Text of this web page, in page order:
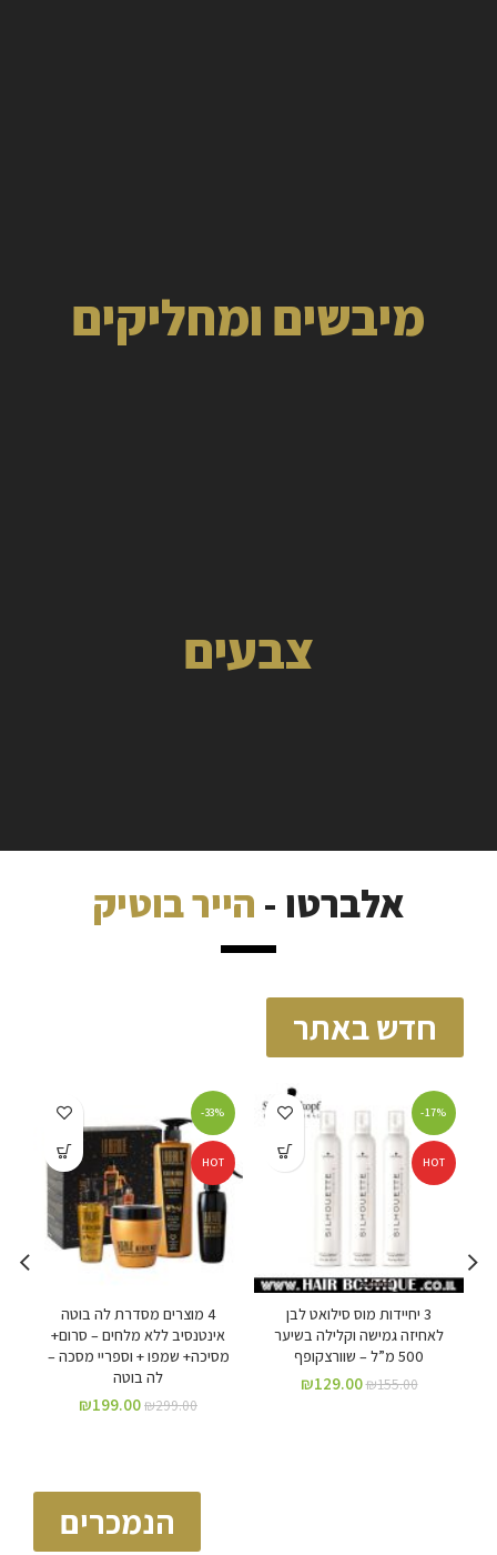
מיבשים ומחליקים
צבעים
אלברטו - הייר בוטיק
חדש באתר
-17%
HOT
3 יחיידות מוס סילואט לבן
לאחיזה גמישה וקלילה בשיער
500 מ”ל – שוורצקופף
₪155.00
₪129.00
-33%
HOT
4 מוצרים מסדרת לה בוטה
אינטנסיב ללא מלחים – סרום+
מסיכה+ שמפו + וספריי מסכה –
לה בוטה
₪299.00
₪199.00
הנמכרים